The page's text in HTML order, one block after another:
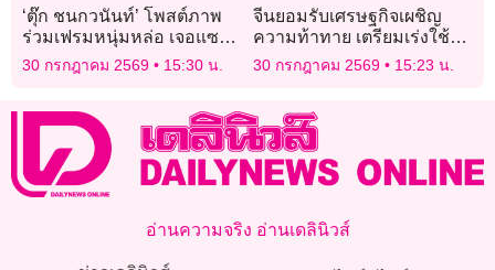
‘ตุ๊ก ชนกวนันท์’ โพสต์ภาพ
ร่วมเฟรมหนุ่มหล่อ เจอแซว
‘พ่อแม่ลูก’ ก่อนโดนเปิดวาร์ป
ที่แท้คือคนนี้!
30 กรกฎาคม 2569 15:30 น.
จีนยอมรับเศรษฐกิจเผชิญ
ความท้าทาย เตรียมเร่งใช้
จ่ายรัฐกระตุ้นการเติบโต
30 กรกฎาคม 2569 15:23 น.
อ่านความจริง อ่านเดลินิวส์